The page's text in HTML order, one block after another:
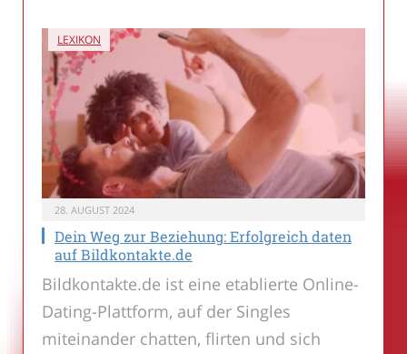
LEXIKON
28. AUGUST 2024
Dein Weg zur Beziehung: Erfolgreich daten
auf Bildkontakte.de
Bildkontakte.de ist eine etablierte Online-
Dating-Plattform, auf der Singles
miteinander chatten, flirten und sich